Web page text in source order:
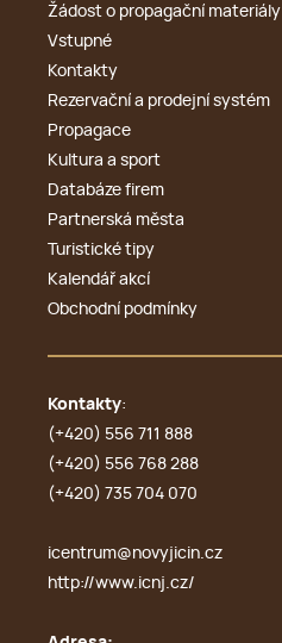
Žádost o propagační materiály
Vstupné
Kontakty
Rezervační a prodejní systém
Propagace
Kultura a sport
Databáze firem
Partnerská města
Turistické tipy
Kalendář akcí
Obchodní podmínky
Kontakty:
(+420) 556 711 888
(+420) 556 768 288
(+420) 735 704 070
icentrum@novyjicin.cz
http://www.icnj.cz/